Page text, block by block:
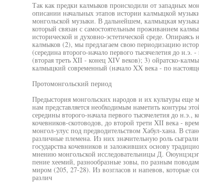
Так как предки калмыков происходили от западных
описании начальных этапов истории калмыцкой
монгольской музыки. В дальнейшем, калмыцкая
который связан с самостоятельным проживанием
исторической и духовно-эстетической среде.
калмыков (2), мы предлагаем свою периодизацию
(середина второго-начало первого тысячелетия до
(вторая треть XII - конец XIV веков); 3) ойратско-
калмыцкий современный (начало XX века - по
Протомонгольский период
Предыстория монгольских народов и их культуры еще
нам представляется необходимым наметить контуры
середины второго-начала первого тысячелетия до
кочевников-скотоводов, до второй трети XII века -
монгол-улус под предводительством Хабул-хана. В
различные племена. Из них значительную роль
государства кочевников и заложивших основу
мнению монгольской исследовательницы Д.
пение хеемий, разнообразные зовы, по разным
миром (205, 27-28). Из возгласов и напевов, которые
различ